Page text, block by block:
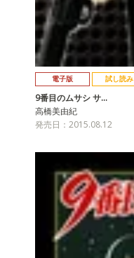
電子版 試し読み
9番目のムサシ サ…
高橋美由紀
発売日：2015.08.12